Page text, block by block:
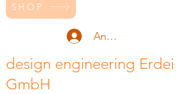
SHOP
Anmelden
design engineering Erdei
GmbH